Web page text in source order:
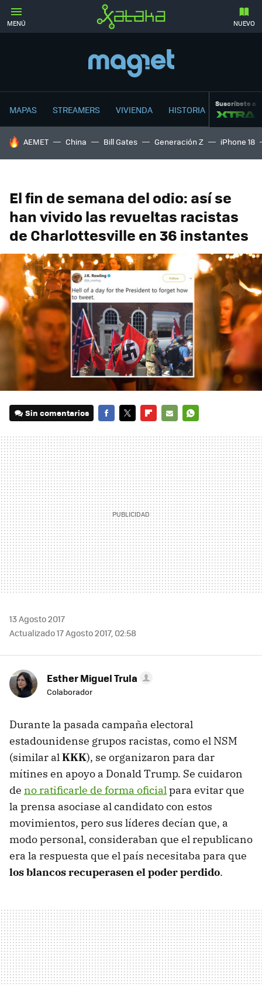
MENÚ NUEVO
MAPAS STREAMERS VIVIENDA HISTORIA Suscríbete a
HOY SE HABLA DE
AEMET China Bill Gates Generación Z iPhone 18
El fin de semana del odio: así se
han vivido las revueltas racistas
de Charlottesville en 36 instantes
Sin comentarios
MAIL
13 Agosto 2017
Actualizado 17 Agosto 2017, 02:58
Esther Miguel Trula
Colaborador
Durante la pasada campaña electoral
estadounidense grupos racistas, como el NSM
(similar alKKK), se organizaron para dar
mítines en apoyo a Donald Trump. Se cuidaron
de no ratificarle de forma oficialpara evitar que
la prensa asociase al candidato con estos
movimientos, pero sus líderes decían que, a
modo personal, consideraban que el republicano
era la respuesta que el país necesitaba para que
los blancos recuperasen el poder perdido.